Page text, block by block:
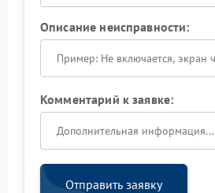
Описание неисправности:
Комментарий к заявке:
Отправить заявку